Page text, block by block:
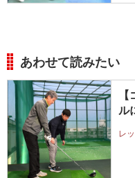
あわせて読みたい
ル
レ